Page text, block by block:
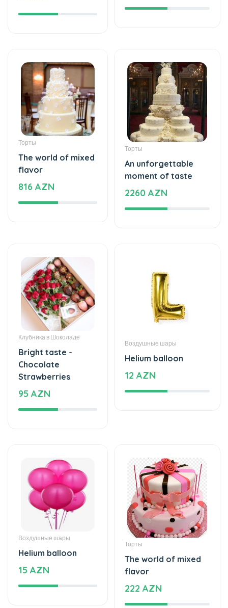
Торты
The world of mixed
flavor
816 AZN
Торты
An unforgettable
moment of taste
2260 AZN
Клубника в Шоколаде
Bright taste -
Chocolate
Strawberries
95 AZN
Воздушные шары
Helium balloon
12 AZN
Воздушные шары
Helium balloon
15 AZN
Торты
The world of mixed
flavor
222 AZN